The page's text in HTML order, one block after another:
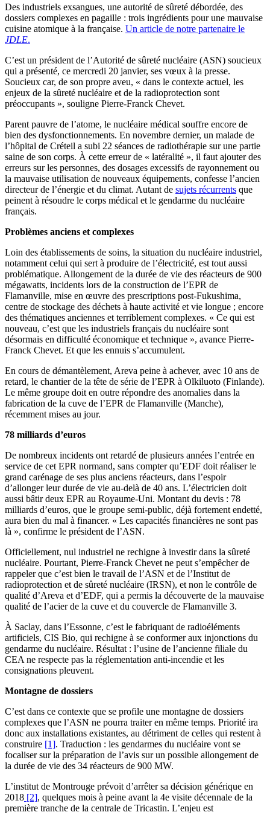
Des industriels exsangues, une autorité de sûreté débordée, des
dossiers complexes en pagaille : trois ingrédients pour une mauvaise
cuisine atomique à la française. Un article de notre partenaire le
JDLE.
C’est un président de l’Autorité de sûreté nucléaire (ASN) soucieux
qui a présenté, ce mercredi 20 janvier, ses vœux à la presse.
Soucieux car, de son propre aveu, « dans le contexte actuel, les
enjeux de la sûreté nucléaire et de la radioprotection sont
préoccupants », souligne Pierre-Franck Chevet.
Parent pauvre de l’atome, le nucléaire médical souffre encore de
bien des dysfonctionnements. En novembre dernier, un malade de
l’hôpital de Créteil a subi 22 séances de radiothérapie sur une partie
saine de son corps. À cette erreur de « latéralité », il faut ajouter des
erreurs sur les personnes, des dosages excessifs de rayonnement ou
la mauvaise utilisation de nouveaux équipements, confesse l’ancien
directeur de l’énergie et du climat. Autant de sujets récurrents que
peinent à résoudre le corps médical et le gendarme du nucléaire
français.
Problèmes anciens et complexes
Loin des établissements de soins, la situation du nucléaire industriel,
notamment celui qui sert à produire de l’électricité, est tout aussi
problématique. Allongement de la durée de vie des réacteurs de 900
mégawatts, incidents lors de la construction de l’EPR de
Flamanville, mise en œuvre des prescriptions post-Fukushima,
centre de stockage des déchets à haute activité et vie longue ; encore
des thématiques anciennes et terriblement complexes. « Ce qui est
nouveau, c’est que les industriels français du nucléaire sont
désormais en difficulté économique et technique », avance Pierre-
Franck Chevet. Et que les ennuis s’accumulent.
En cours de démantèlement, Areva peine à achever, avec 10 ans de
retard, le chantier de la tête de série de l’EPR à Olkiluoto (Finlande).
Le même groupe doit en outre répondre des anomalies dans la
fabrication de la cuve de l’EPR de Flamanville (Manche),
récemment mises au jour.
78 milliards d’euros
De nombreux incidents ont retardé de plusieurs années l’entrée en
service de cet EPR normand, sans compter qu’EDF doit réaliser le
grand carénage de ses plus anciens réacteurs, dans l’espoir
d’allonger leur durée de vie au-delà de 40 ans. L’électricien doit
aussi bâtir deux EPR au Royaume-Uni. Montant du devis : 78
milliards d’euros, que le groupe semi-public, déjà fortement endetté,
aura bien du mal à financer. « Les capacités financières ne sont pas
là », confirme le président de l’ASN.
Officiellement, nul industriel ne rechigne à investir dans la sûreté
nucléaire. Pourtant, Pierre-Franck Chevet ne peut s’empêcher de
rappeler que c’est bien le travail de l’ASN et de l’Institut de
radioprotection et de sûreté nucléaire (IRSN), et non le contrôle de
qualité d’Areva et d’EDF, qui a permis la découverte de la mauvaise
qualité de l’acier de la cuve et du couvercle de Flamanville 3.
À Saclay, dans l’Essonne, c’est le fabriquant de radioéléments
artificiels, CIS Bio, qui rechigne à se conformer aux injonctions du
gendarme du nucléaire. Résultat : l’usine de l’ancienne filiale du
CEA ne respecte pas la réglementation anti-incendie et les
consignations pleuvent.
Montagne de dossiers
C’est dans ce contexte que se profile une montagne de dossiers
complexes que l’ASN ne pourra traiter en même temps. Priorité ira
donc aux installations existantes, au détriment de celles qui restent à
construire [1]. Traduction : les gendarmes du nucléaire vont se
focaliser sur la préparation de l’avis sur un possible allongement de
la durée de vie des 34 réacteurs de 900 MW.
L’institut de Montrouge prévoit d’arrêter sa décision générique en
2018 [2], quelques mois à peine avant la 4e visite décennale de la
première tranche de la centrale de Tricastin. L’enjeu est